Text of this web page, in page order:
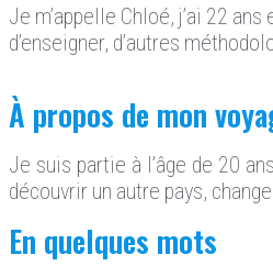
Je m’appelle Chloé, j’ai 22
d’enseigner, d’autres
À propos de mon
Je suis partie à l’âge de 20
découvrir un autre pays,
En quelques mots